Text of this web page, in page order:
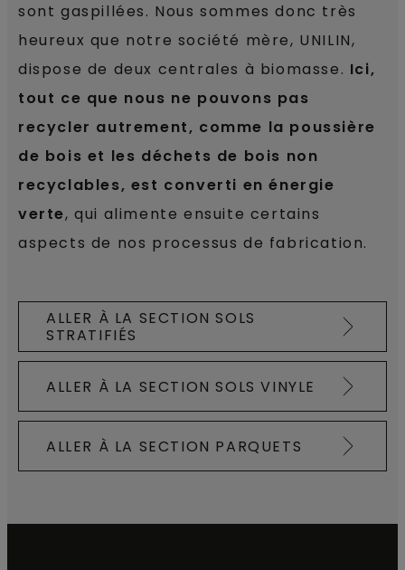
sont gaspillées. Nous sommes donc très
heureux que notre société mère, UNILIN,
dispose de deux centrales à biomasse. Ici,
tout ce que nous ne pouvons pas
recycler autrement, comme la poussière
de bois et les déchets de bois non
recyclables, est converti en énergie
verte, qui alimente ensuite certains
aspects de nos processus de fabrication.
ALLER À LA SECTION SOLS
STRATIFIÉS
ALLER À LA SECTION SOLS VINYLE
ALLER À LA SECTION PARQUETS